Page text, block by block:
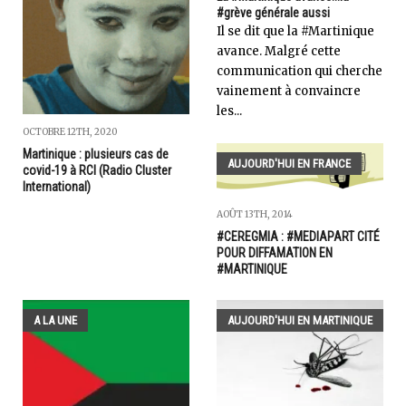
OCTOBRE 12TH, 2020
Martinique : plusieurs cas de
covid-19 à RCI (Radio Cluster
International)
#grève générale aussi
Il se dit que la #Martinique
avance. Malgré cette
communication qui cherche
vainement à convaincre
les...
AUJOURD'HUI EN FRANCE
AOÛT 13TH, 2014
#CEREGMIA : #MEDIAPART CITÉ
POUR DIFFAMATION EN
#MARTINIQUE
A LA UNE AUJOURD'HUI EN MARTINIQUE